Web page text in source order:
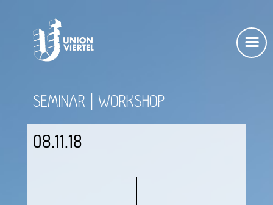
SEMINAR WORKSHOP
08.11.18